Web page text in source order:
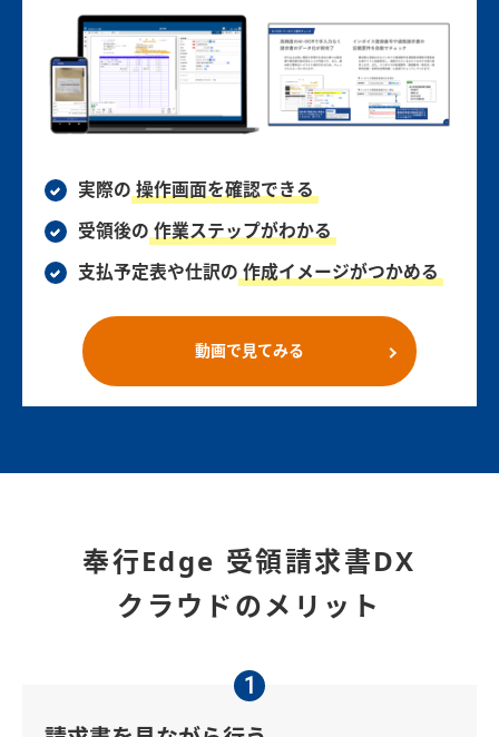
実際の 操作画面を確認できる
受領後の 作業ステップがわかる
支払予定表や仕訳の 作成イメージがつかめる
動画で見てみる
奉行Edge 受領請求書DX
クラウドのメリット
1